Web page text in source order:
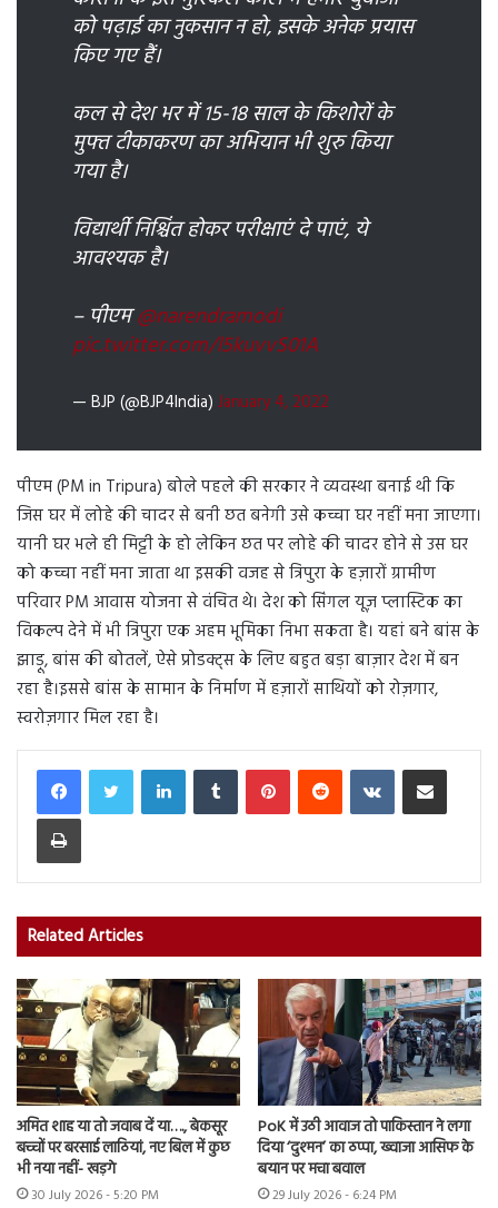
को पढ़ाई का नुकसान न हो, इसके अनेक प्रयास
किए गए हैं।
कल से देश भर में 15-18 साल के किशोरों के
मुफ्त टीकाकरण का अभियान भी शुरु किया
गया है।
विद्यार्थी निश्चिंत होकर परीक्षाएं दे पाएं, ये
आवश्यक है।
– पीएम@narendramodi
pic.twitter.com/l5kuvvS01A
— BJP (@BJP4India) January 4, 2022
पीएम (PM in Tripura) बोले पहले की सरकार ने व्यवस्था बनाई थी कि
जिस घर में लोहे की चादर से बनी छत बनेगी उसे कच्चा घर नहीं मना जाएगा।
यानी घर भले ही मिट्टी के हो लेकिन छत पर लोहे की चादर होने से उस घर
को कच्चा नहीं मना जाता था इसकी वजह से त्रिपुरा के हज़ारों ग्रामीण
परिवार PM आवास योजना से वंचित थे। देश को सिंगल यूज़ प्लास्टिक का
विकल्प देने में भी त्रिपुरा एक अहम भूमिका निभा सकता है। यहां बने बांस के
झाड़ू, बांस की बोतलें, ऐसे प्रोडक्ट्स के लिए बहुत बड़ा बाज़ार देश में बन
रहा है।इससे बांस के सामान के निर्माण में हज़ारों साथियों को रोज़गार,
स्वरोज़गार मिल रहा है।
LinkedInTumblr PinterestReddit VKontakteShare via Email
Print
Related Articles
अमित शाह या तो जवाब दें या…., बेकसूर
बच्चों पर बरसाई लाठियां, नए बिल में कुछ
भी नया नहीं- खड़गे
30 July 2026 - 5:20 PM
PoK में उठी आवाज तो पाकिस्तान ने लगा
दिया ‘दुश्मन’ का ठप्पा, ख्वाजा आसिफ के
बयान पर मचा बवाल
29 July 2026 - 6:24 PM